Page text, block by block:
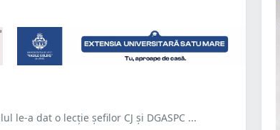
le-a dat o lecție șefilor CJ și DGASPC ...